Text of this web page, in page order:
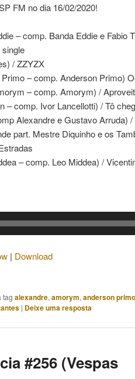
FM no dia 16/02/2020!
– comp. Banda Eddie e Fabio
/ ZZYZX
– comp. Anderson Primo)
– comp. Amorym) /
– comp. Ivor Lancellotti) / Tô
Alexandre e Gustavo Arruda) /
part. Mestre Diquinho e os
– comp. Leo Middea) /
| Download
tag alexandre, amorym, anderson primo
| Deixe uma resposta
#256 (Vespas